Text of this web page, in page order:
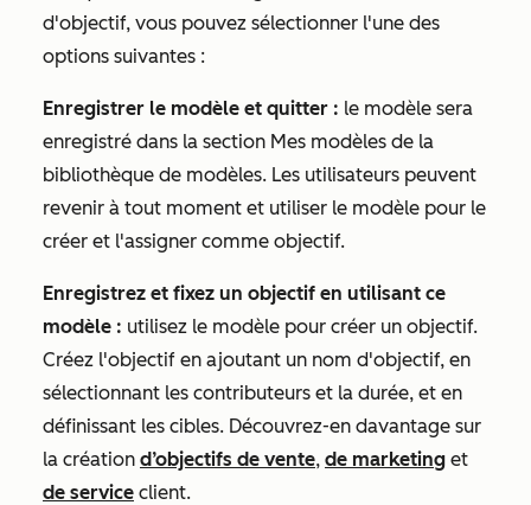
d'objectif, vous pouvez sélectionner l'une des
options suivantes :
Enregistrer le modèle et quitter : le modèle sera
enregistré dans la section Mes modèles de la
bibliothèque de modèles. Les utilisateurs peuvent
revenir à tout moment et utiliser le modèle pour le
créer et l'assigner comme objectif.
Enregistrez et fixez un objectif en utilisant ce
modèle : utilisez le modèle pour créer un objectif.
Créez l'objectif en ajoutant un nom d'objectif, en
sélectionnant les contributeurs et la durée, et en
définissant les cibles. Découvrez-en davantage sur
la création d’objectifs de vente, de marketing et
de service client.